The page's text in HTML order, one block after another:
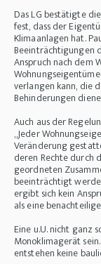
Das LG bestätigte
fest, dass der
Klimaanlagen hat.
Beeinträchtigungen
Anspruch nach dem
verlangen kann, die
Behinderungen
Auch aus der
„Jeder
Veränderung
deren Rechte durch
geordneten
beeinträchtigt
ergibt sich kein
als eine
Eine u.U. nicht ganz
Monoklimagerät
entstehen keine